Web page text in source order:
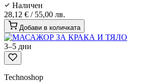
Наличен
28,12 € / 55,00 лв.
Добави в количката
3–5 дни
Technoshop